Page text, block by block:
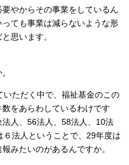
やからその事業をしているん
ても事業は減らないような形
思います。
ただく中で、福祉基金のこの
をあらわしているわけです
人、56法人、58法人、10法
法人ということで、29年度は
みたいのがあるんですか。